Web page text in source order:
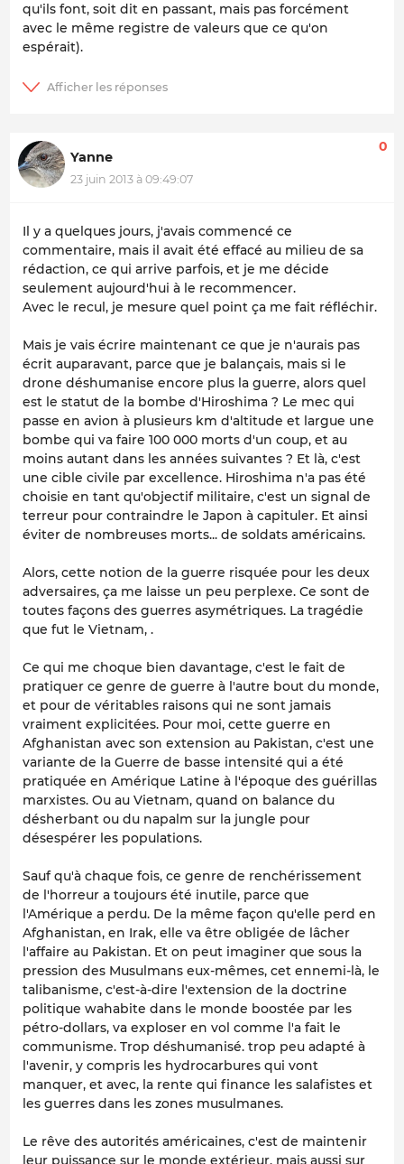
qu'ils font, soit dit en passant, mais pas forcément
avec le même registre de valeurs que ce qu'on
espérait).
Yanne
23 juin 2013 à 09:49:07
0
Il y a quelques jours, j'avais commencé ce
commentaire, mais il avait été effacé au milieu de sa
rédaction, ce qui arrive parfois, et je me décide
seulement aujourd'hui à le recommencer.
Avec le recul, je mesure quel point ça me fait réfléchir.
Mais je vais écrire maintenant ce que je n'aurais pas
écrit auparavant, parce que je balançais, mais si le
drone déshumanise encore plus la guerre, alors quel
est le statut de la bombe d'Hiroshima ? Le mec qui
passe en avion à plusieurs km d'altitude et largue une
bombe qui va faire 100 000 morts d'un coup, et au
moins autant dans les années suivantes ? Et là, c'est
une cible civile par excellence. Hiroshima n'a pas été
choisie en tant qu'objectif militaire, c'est un signal de
terreur pour contraindre le Japon à capituler. Et ainsi
éviter de nombreuses morts... de soldats américains.
Alors, cette notion de la guerre risquée pour les deux
adversaires, ça me laisse un peu perplexe. Ce sont de
toutes façons des guerres asymétriques. La tragédie
que fut le Vietnam, .
Ce qui me choque bien davantage, c'est le fait de
pratiquer ce genre de guerre à l'autre bout du monde,
et pour de véritables raisons qui ne sont jamais
vraiment explicitées. Pour moi, cette guerre en
Afghanistan avec son extension au Pakistan, c'est une
variante de la Guerre de basse intensité qui a été
pratiquée en Amérique Latine à l'époque des guérillas
marxistes. Ou au Vietnam, quand on balance du
désherbant ou du napalm sur la jungle pour
désespérer les populations.
Sauf qu'à chaque fois, ce genre de renchérissement
de l'horreur a toujours été inutile, parce que
l'Amérique a perdu. De la même façon qu'elle perd en
Afghanistan, en Irak, elle va être obligée de lâcher
l'affaire au Pakistan. Et on peut imaginer que sous la
pression des Musulmans eux-mêmes, cet ennemi-là, le
talibanisme, c'est-à-dire l'extension de la doctrine
politique wahabite dans le monde boostée par les
pétro-dollars, va exploser en vol comme l'a fait le
communisme. Trop déshumanisé. trop peu adapté à
l'avenir, y compris les hydrocarbures qui vont
manquer, et avec, la rente qui finance les salafistes et
les guerres dans les zones musulmanes.
Le rêve des autorités américaines, c'est de maintenir